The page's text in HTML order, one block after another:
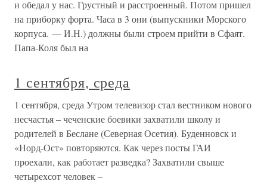
и обедал у нас. Грустный и расстроенный. Потом пришел
на приборку форта. Часа в 3 они (выпускники Морского
корпуса. — И.Н.) должны были строем прийти в Сфаят.
Папа-Коля был на
1 сентября, среда
1 сентября, среда Утром телевизор стал вестником нового
несчастья – чеченские боевики захватили школу и
родителей в Беслане (Северная Осетия). Буденновск и
«Норд-Ост» повторяются. Как через посты ГАИ
проехали, как работает разведка? Захватили свыше
четырехсот человек –